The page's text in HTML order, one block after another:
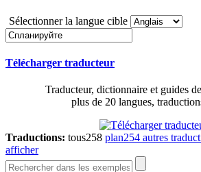
Sélectionner la langue cible
Télécharger traducteur
Traducteur, dictionnaire et guides
plus de 20 langues,
Traductions: tous258 plan254 autres
afficher